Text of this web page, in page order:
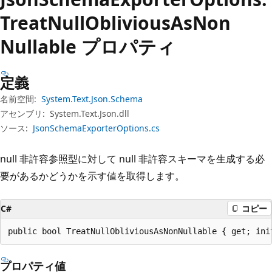
プ
TreatNullObliviousAsNon
Nullable プロパティ
定義
名前空間: System.Text.Json.Schema
アセンブリ: System.Text.Json.dll
ソース: JsonSchemaExporterOptions.cs
null 非許容参照型に対して null 非許容スキーマを生成する必
要があるかどうかを示す値を取得します。
C# コピー
public bool TreatNullObliviousAsNonNullable { get;
プロパティ値